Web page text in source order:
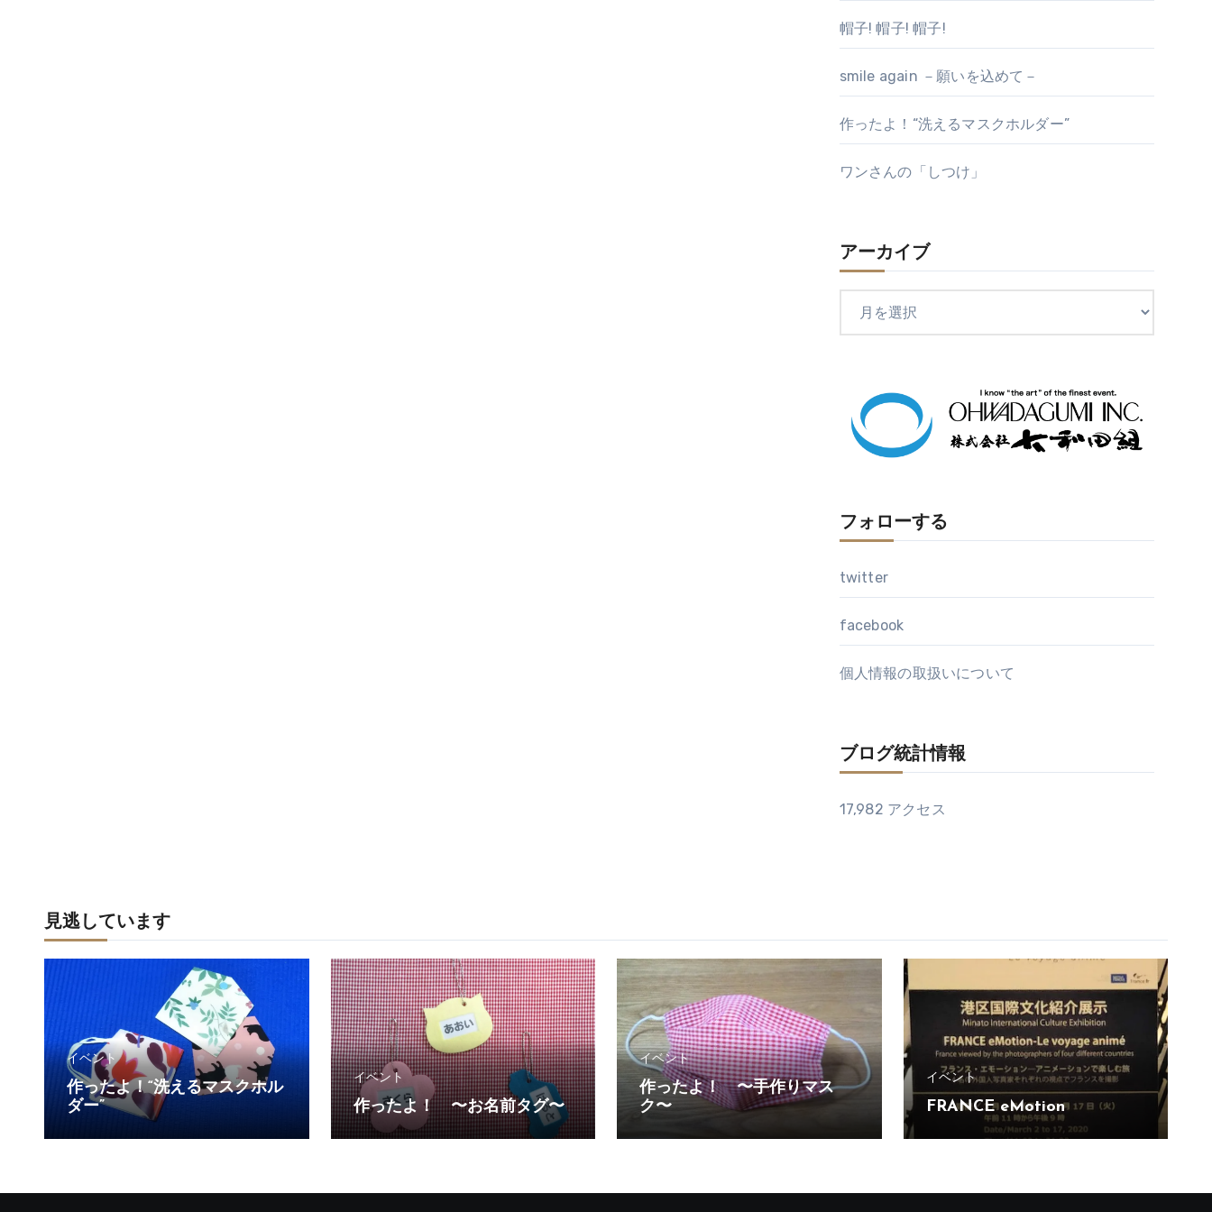
帽子! 帽子! 帽子!
smile again －願いを込めて－
作ったよ！“洗えるマスクホルダー”
ワンさんの「しつけ」
アーカイブ
フォローする
twitter
facebook
個人情報の取扱いについて
ブログ統計情報
17,982 アクセス
見逃しています
イベント
作ったよ！“洗えるマスクホル
ダー”
イベント
作ったよ！ 〜お名前タグ〜
イベント
作ったよ！ 〜手作りマス
ク〜
イベント
FRANCE eMotion